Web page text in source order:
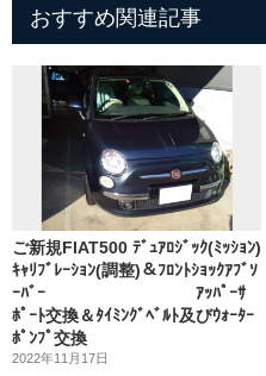
おすすめ関連記事
ご新規FIAT500 ﾃﾞｭｱﾛｼﾞｯｸ(ﾐｯｼｮﾝ)
ｷｬﾘﾌﾞﾚｰｼｮﾝ(調整)＆ﾌﾛﾝﾄｼｮｯｸｱﾌﾞｿ
ｰﾊﾞｰ ｱｯﾊﾟｰｻ
ﾎﾟｰﾄ交換＆ﾀｲﾐﾝｸﾞﾍﾞﾙﾄ及びｳｫｰﾀｰ
ﾎﾟﾝﾌﾟ交換
2022年11月17日